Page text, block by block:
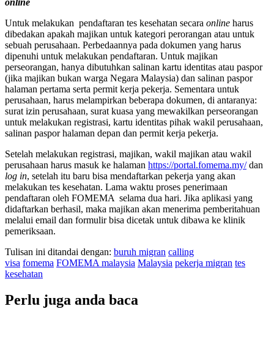
Untuk melakukan pendaftaran tes kesehatan secara online harus
dibedakan apakah majikan untuk kategori perorangan atau untuk
sebuah perusahaan. Perbedaannya pada dokumen yang harus
dipenuhi untuk melakukan pendaftaran. Untuk majikan
perseorangan, hanya dibutuhkan salinan kartu identitas atau paspor
(jika majikan bukan warga Negara Malaysia) dan salinan paspor
halaman pertama serta permit kerja pekerja. Sementara untuk
perusahaan, harus melampirkan beberapa dokumen, di antaranya:
surat izin perusahaan, surat kuasa yang mewakilkan perseorangan
untuk melakukan registrasi, kartu identitas pihak wakil perusahaan,
salinan paspor halaman depan dan permit kerja pekerja.
Setelah melakukan registrasi, majikan, wakil majikan atau wakil
perusahaan harus masuk ke halaman https://portal.fomema.my/dan
log in, setelah itu baru bisa mendaftarkan pekerja yang akan
melakukan tes kesehatan. Lama waktu proses penerimaan
pendaftaran oleh FOMEMA selama dua hari. Jika aplikasi yang
didaftarkan berhasil, maka majikan akan menerima pemberitahuan
melalui email dan formulir bisa dicetak untuk dibawa ke klinik
pemeriksaan.
Tulisan ini ditandai dengan: buruh migran calling
visa fomema FOMEMA malaysia Malaysia pekerja migran tes
kesehatan
Perlu juga anda baca